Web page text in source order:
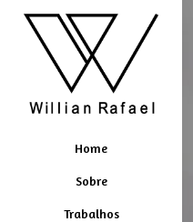
Home
Sobre
Trabalhos